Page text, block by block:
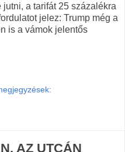
a tarifát 25 százalékra
jelez: Trump még a
is a vámok jelentős
AZ UTCÁN